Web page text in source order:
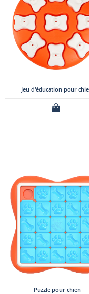
Jeu d'éducation pour
Puzzle pour chien